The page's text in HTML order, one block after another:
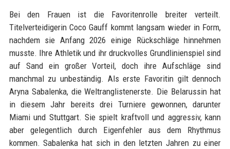
Bei den Frauen ist die Favoritenrolle breiter verteilt.
Titelverteidigerin Coco Gauff kommt langsam wieder in Form,
nachdem sie Anfang 2026 einige Rückschläge hinnehmen
musste. Ihre Athletik und ihr druckvolles Grundlinienspiel sind
auf Sand ein großer Vorteil, doch ihre Aufschläge sind
manchmal zu unbeständig. Als erste Favoritin gilt dennoch
Aryna Sabalenka, die Weltranglistenerste. Die Belarussin hat
in diesem Jahr bereits drei Turniere gewonnen, darunter
Miami und Stuttgart. Sie spielt kraftvoll und aggressiv, kann
aber gelegentlich durch Eigenfehler aus dem Rhythmus
kommen. Sabalenka hat sich in den letzten Jahren zu einer